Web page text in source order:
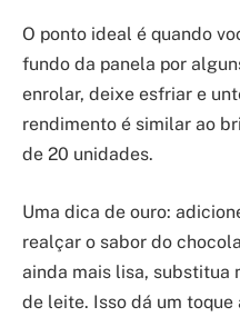
O ponto ideal é quando
fundo da panela por
enrolar, deixe esfriar e
rendimento é similar ao
de 20 unidades.
Uma dica de ouro:
realçar o sabor do
ainda mais lisa, substitua
de leite. Isso dá um toque